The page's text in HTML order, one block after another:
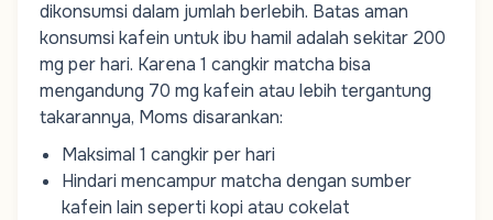
dikonsumsi dalam jumlah berlebih. Batas aman
konsumsi kafein untuk ibu hamil adalah sekitar 200
mg per hari. Karena 1 cangkir matcha bisa
mengandung 70 mg kafein atau lebih tergantung
takarannya, Moms disarankan:
Maksimal 1 cangkir per hari
Hindari mencampur matcha dengan sumber
kafein lain seperti kopi atau cokelat